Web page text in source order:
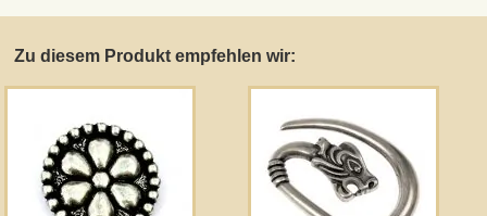
Zu diesem Produkt empfehlen wir:
Anfertigung von Museumsrepliken
Mittelalter-Großhandel
AGB